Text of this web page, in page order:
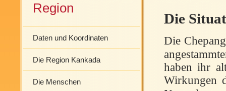
Region
Daten und Koordinaten
Die Region Kankada
Die Menschen
Die
Die
haben ihr
Wirkungen